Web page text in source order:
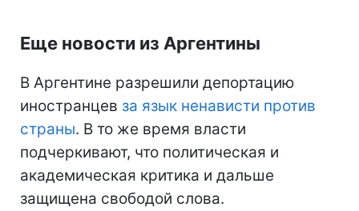
Еще новости из Аргентины
В Аргентине разрешили депортацию
иностранцев за язык ненависти против
страны. В то же время власти
подчеркивают, что политическая и
академическая критика и дальше
защищена свободой слова.